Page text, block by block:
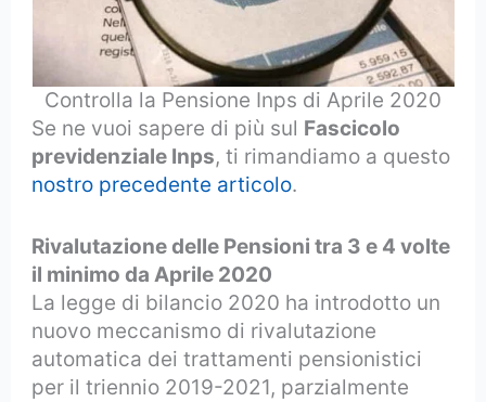
Controlla la Pensione Inps di Aprile 2020
Se ne vuoi sapere di più sul Fascicolo
previdenziale Inps, ti rimandiamo a questo
nostro precedente articolo.
Rivalutazione delle Pensioni tra 3 e 4 volte
il minimo da Aprile 2020
La legge di bilancio 2020 ha introdotto un
nuovo meccanismo di rivalutazione
automatica dei trattamenti pensionistici
per il triennio 2019-2021, parzialmente